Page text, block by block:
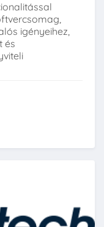
igényeihez,
és